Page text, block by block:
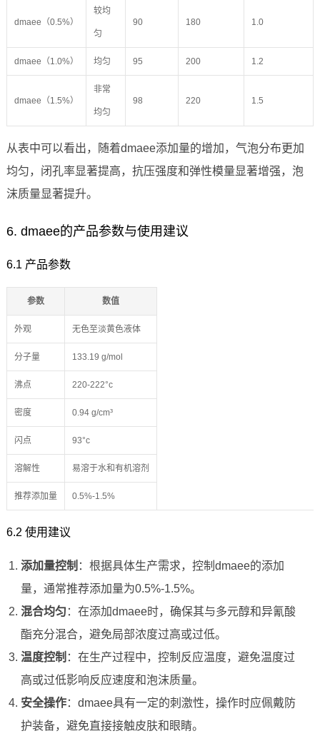
dmaee（0.5%）
较均
匀
90 180 1.0
dmaee（1.0%） 均匀 95 200 1.2
dmaee（1.5%）
非常
均匀
98 220 1.5
从表中可以看出，随着dmaee添加量的增加，气泡分布更加
均匀，闭孔率显著提高，抗压强度和弹性模量显著增强，泡
沫质量显著提升。
6. dmaee的产品参数与使用建议
6.1 产品参数
参数 数值
外观 无色至淡黄色液体
分子量 133.19 g/mol
沸点 220-222°c
密度 0.94 g/cm³
闪点 93°c
溶解性 易溶于水和有机溶剂
推荐添加量 0.5%-1.5%
6.2 使用建议
添加量控制 ：根据具体生产需求，控制dmaee的添加
量，通常推荐添加量为0.5%-1.5%。
混合均匀 ：在添加dmaee时，确保其与多元醇和异氰酸
酯充分混合，避免局部浓度过高或过低。
温度控制 ：在生产过程中，控制反应温度，避免温度过
高或过低影响反应速度和泡沫质量。
安全操作：dmaee具有一定的刺激性，操作时应佩戴防
护装备，避免直接接触皮肤和眼睛。